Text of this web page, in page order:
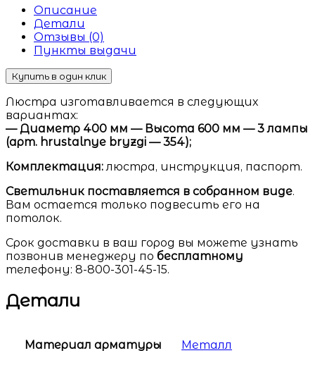
Описание
Детали
Отзывы (0)
Пункты выдачи
Купить в один клик
Люстра изготавливается в следующих
вариантах:
— Диаметр 400 мм — Высота 600 мм — 3 лампы
(арт. hrustalnye bryzgi — 354);
Комплектация:люстра, инструкция, паспорт.
Светильник поставляется в собранном виде.
Вам остается только подвесить его на
потолок.
Срок доставки в ваш город вы можете узнать
позвонив менеджеру по бесплатному
телефону: 8-800-301-45-15.
Детали
Материал арматуры Металл